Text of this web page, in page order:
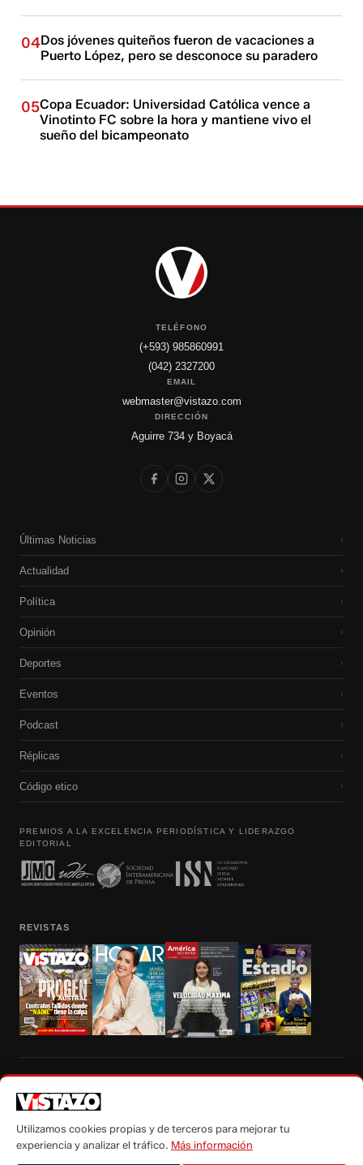
04Dos jóvenes quiteños fueron de vacaciones a
Puerto López, pero se desconoce su paradero
05Copa Ecuador: Universidad Católica vence a
Vinotinto FC sobre la hora y mantiene vivo el
sueño del bicampeonato
TELÉFONO
(+593) 985860991
(042) 2327200
EMAIL
webmaster@vistazo.com
DIRECCIÓN
Aguirre 734 y Boyacá
Últimas Noticias ›
Actualidad ›
Política ›
Opinión ›
Deportes ›
Eventos ›
Podcast ›
Réplicas ›
Código etico ›
PREMIOS A LA EXCELENCIA PERIODÍSTICA Y LIDERAZGO
EDITORIAL
REVISTAS
autorización escrita de su titular, de todos los contenidos de Vistazo.com.
Utilizamos cookies propias y de terceros para mejorar tu
experiencia y analizar el tráfico. Más información